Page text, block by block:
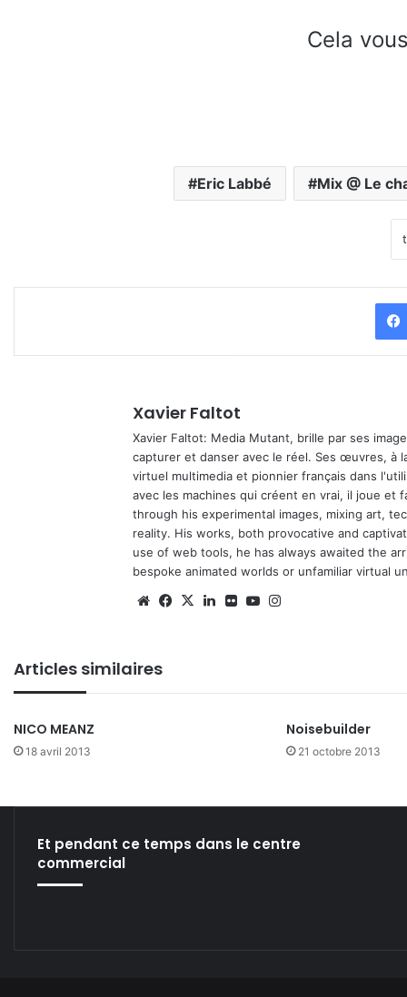
Cela
Eric Labbé Mix @ Le
Xavier Faltot
Xavier Faltot: Media Mutant, brille par ses
capturer et danser avec le réel. Ses œuvres, à
virtuel multimedia et pionnier français dans
avec les machines qui créent en vrai, il joue et
through his experimental images, mixing art,
reality. His works, both provocative and
use of web tools, he has always awaited the
bespoke animated worlds or unfamiliar virtual
We Fa
X
Lin Fli Yo
Articles similaires
NICO MEANZ
18 avril 2013
Noisebuilder
21 octobre 2013
Et pendant ce temps dans le centre
commercial